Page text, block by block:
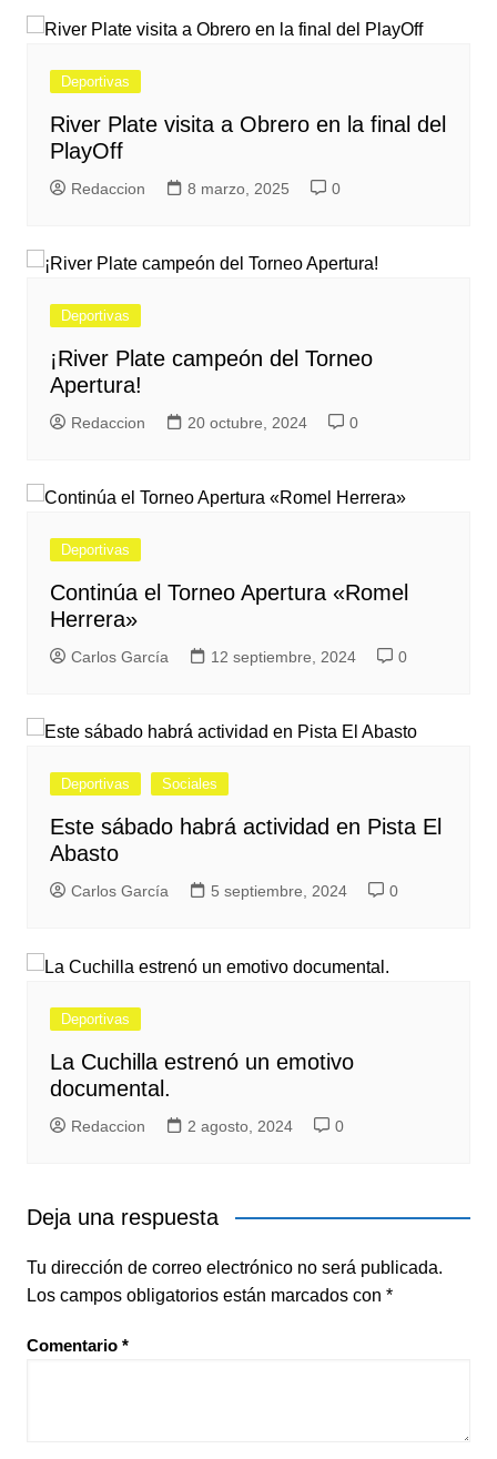
Deportivas
River Plate visita a Obrero en la final del
PlayOff
Redaccion 8 marzo, 2025 0
Deportivas
¡River Plate campeón del Torneo
Apertura!
Redaccion 20 octubre, 2024 0
Deportivas
Continúa el Torneo Apertura «Romel
Herrera»
Carlos García 12 septiembre, 2024 0
Deportivas Sociales
Este sábado habrá actividad en Pista El
Abasto
Carlos García 5 septiembre, 2024 0
Deportivas
La Cuchilla estrenó un emotivo
documental.
Redaccion 2 agosto, 2024 0
Deja una respuesta
Tu dirección de correo electrónico no será publicada.
Los campos obligatorios están marcados con *
Comentario *